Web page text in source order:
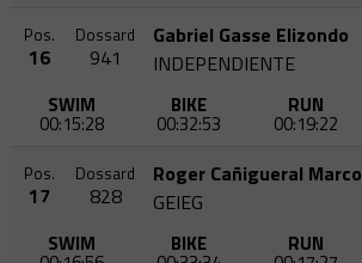
Pos.
16
Dossard
941
Gabriel Gasse Elizondo
INDEPENDIENTE
SWIM
00:15:28
BIKE
00:32:53
RUN
00:19:22
Pos.
17
Dossard
828
Roger Cañigueral Marco
GEIEG
SWIM BIKE RUN